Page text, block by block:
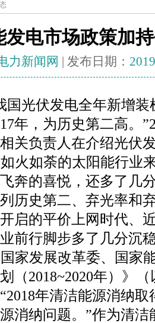
发电市场政策加
力新闻网 | 发布日期：
国光伏发电全年新增
年，为历史第二高。
关负责人在介绍光伏
火如荼的太阳能行业
奔的喜悦，还多了几
历史第二、弃光率和
启的平价上网时代、
前行脚步多了几分沉
家发展改革委、国家
（2018~2020年）》
年清洁能源消纳取
消纳问题。”作为清